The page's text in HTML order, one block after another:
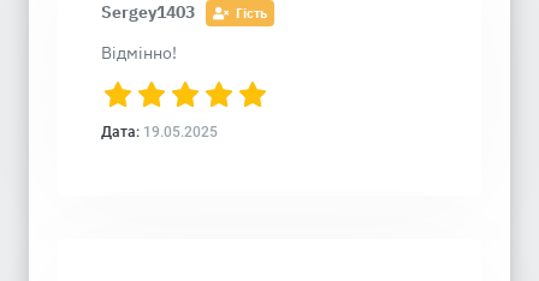
Sergey1403 Гість
Відмінно!
Дата: 19.05.2025